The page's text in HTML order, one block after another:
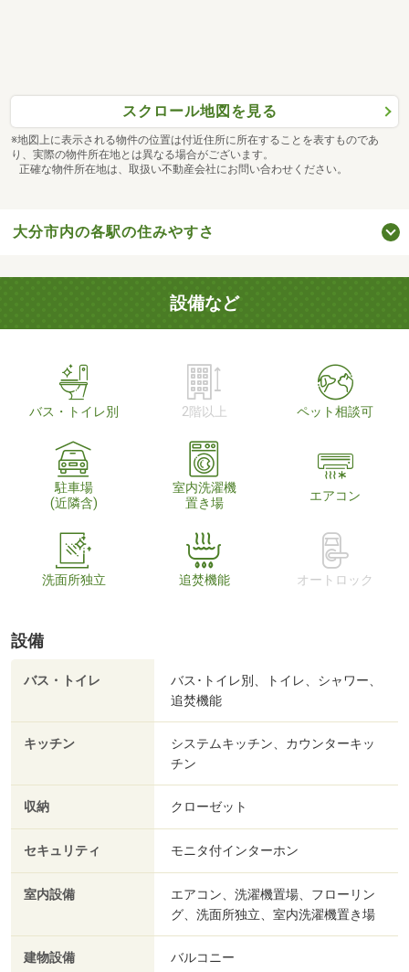
スクロール地図を見る
※地図上に表示される物件の位置は付近住所に所在することを表すものであ
り、実際の物件所在地とは異なる場合がございます。
正確な物件所在地は、取扱い不動産会社にお問い合わせください。
大分市内の各駅の住みやすさ
設備など
バス・トイレ別 2階以上 ペット相談可
駐車場
(近隣含)
室内洗濯機
置き場
エアコン
洗面所独立 追焚機能 オートロック
設備
バス・トイレ
バス･トイレ別、トイレ、シャワー、
追焚機能
キッチン
システムキッチン、カウンターキッ
チン
収納 クローゼット
セキュリティ モニタ付インターホン
室内設備
エアコン、洗濯機置場、フローリン
グ、洗面所独立、室内洗濯機置き場
建物設備 バルコニー